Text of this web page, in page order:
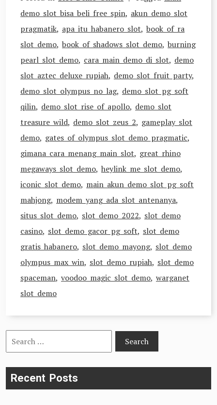
demo slot bisa beli free spin, akun demo slot
pragmatik, apa itu habanero slot, book of ra
slot demo, book of shadows slot demo, burning
pearl slot demo, cara main demo di slot, demo
slot aztec deluxe rupiah, demo slot fruit party,
demo slot olympus no lag, demo slot pg soft
qilin, demo slot rise of apollo, demo slot
treasure wild, demo slot zeus 2, gameplay slot
demo, gates of olympus slot demo pragmatic,
gimana cara menang main slot, great rhino
megaways slot demo, heylink me slot demo,
iconic slot demo, main akun demo slot pg soft
mahjong, modem yang ada slot antenanya,
situs slot demo, slot demo 2022, slot demo
casino, slot demo gacor pg soft, slot demo
gratis habanero, slot demo mayong, slot demo
olympus max win, slot demo rupiah, slot demo
spaceman, voodoo magic slot demo, warganet
slot demo
Search
for:
Recent Posts